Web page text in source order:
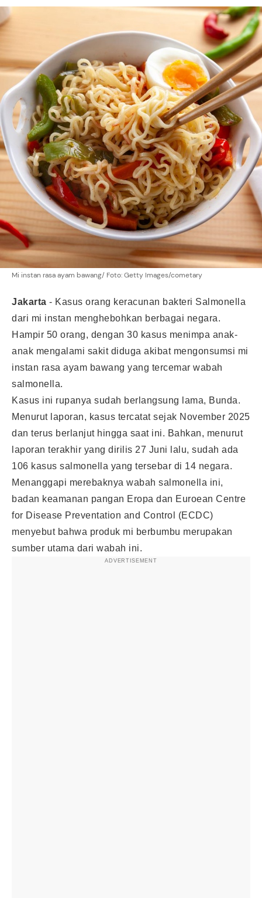
Mi instan rasa ayam bawang/ Foto: Getty Images/cometary
Jakarta - Kasus orang keracunan bakteri Salmonella
dari mi instan menghebohkan berbagai negara.
Hampir 50 orang, dengan 30 kasus menimpa anak-
anak mengalami sakit diduga akibat mengonsumsi mi
instan rasa ayam bawang yang tercemar wabah
salmonella.
Kasus ini rupanya sudah berlangsung lama, Bunda.
Menurut laporan, kasus tercatat sejak November 2025
dan terus berlanjut hingga saat ini. Bahkan, menurut
laporan terakhir yang dirilis 27 Juni lalu, sudah ada
106 kasus salmonella yang tersebar di 14 negara.
Menanggapi merebaknya wabah salmonella ini,
badan keamanan pangan Eropa dan Euroean Centre
for Disease Preventation and Control (ECDC)
menyebut bahwa produk mi berbumbu merupakan
sumber utama dari wabah ini.
ADVERTISEMENT